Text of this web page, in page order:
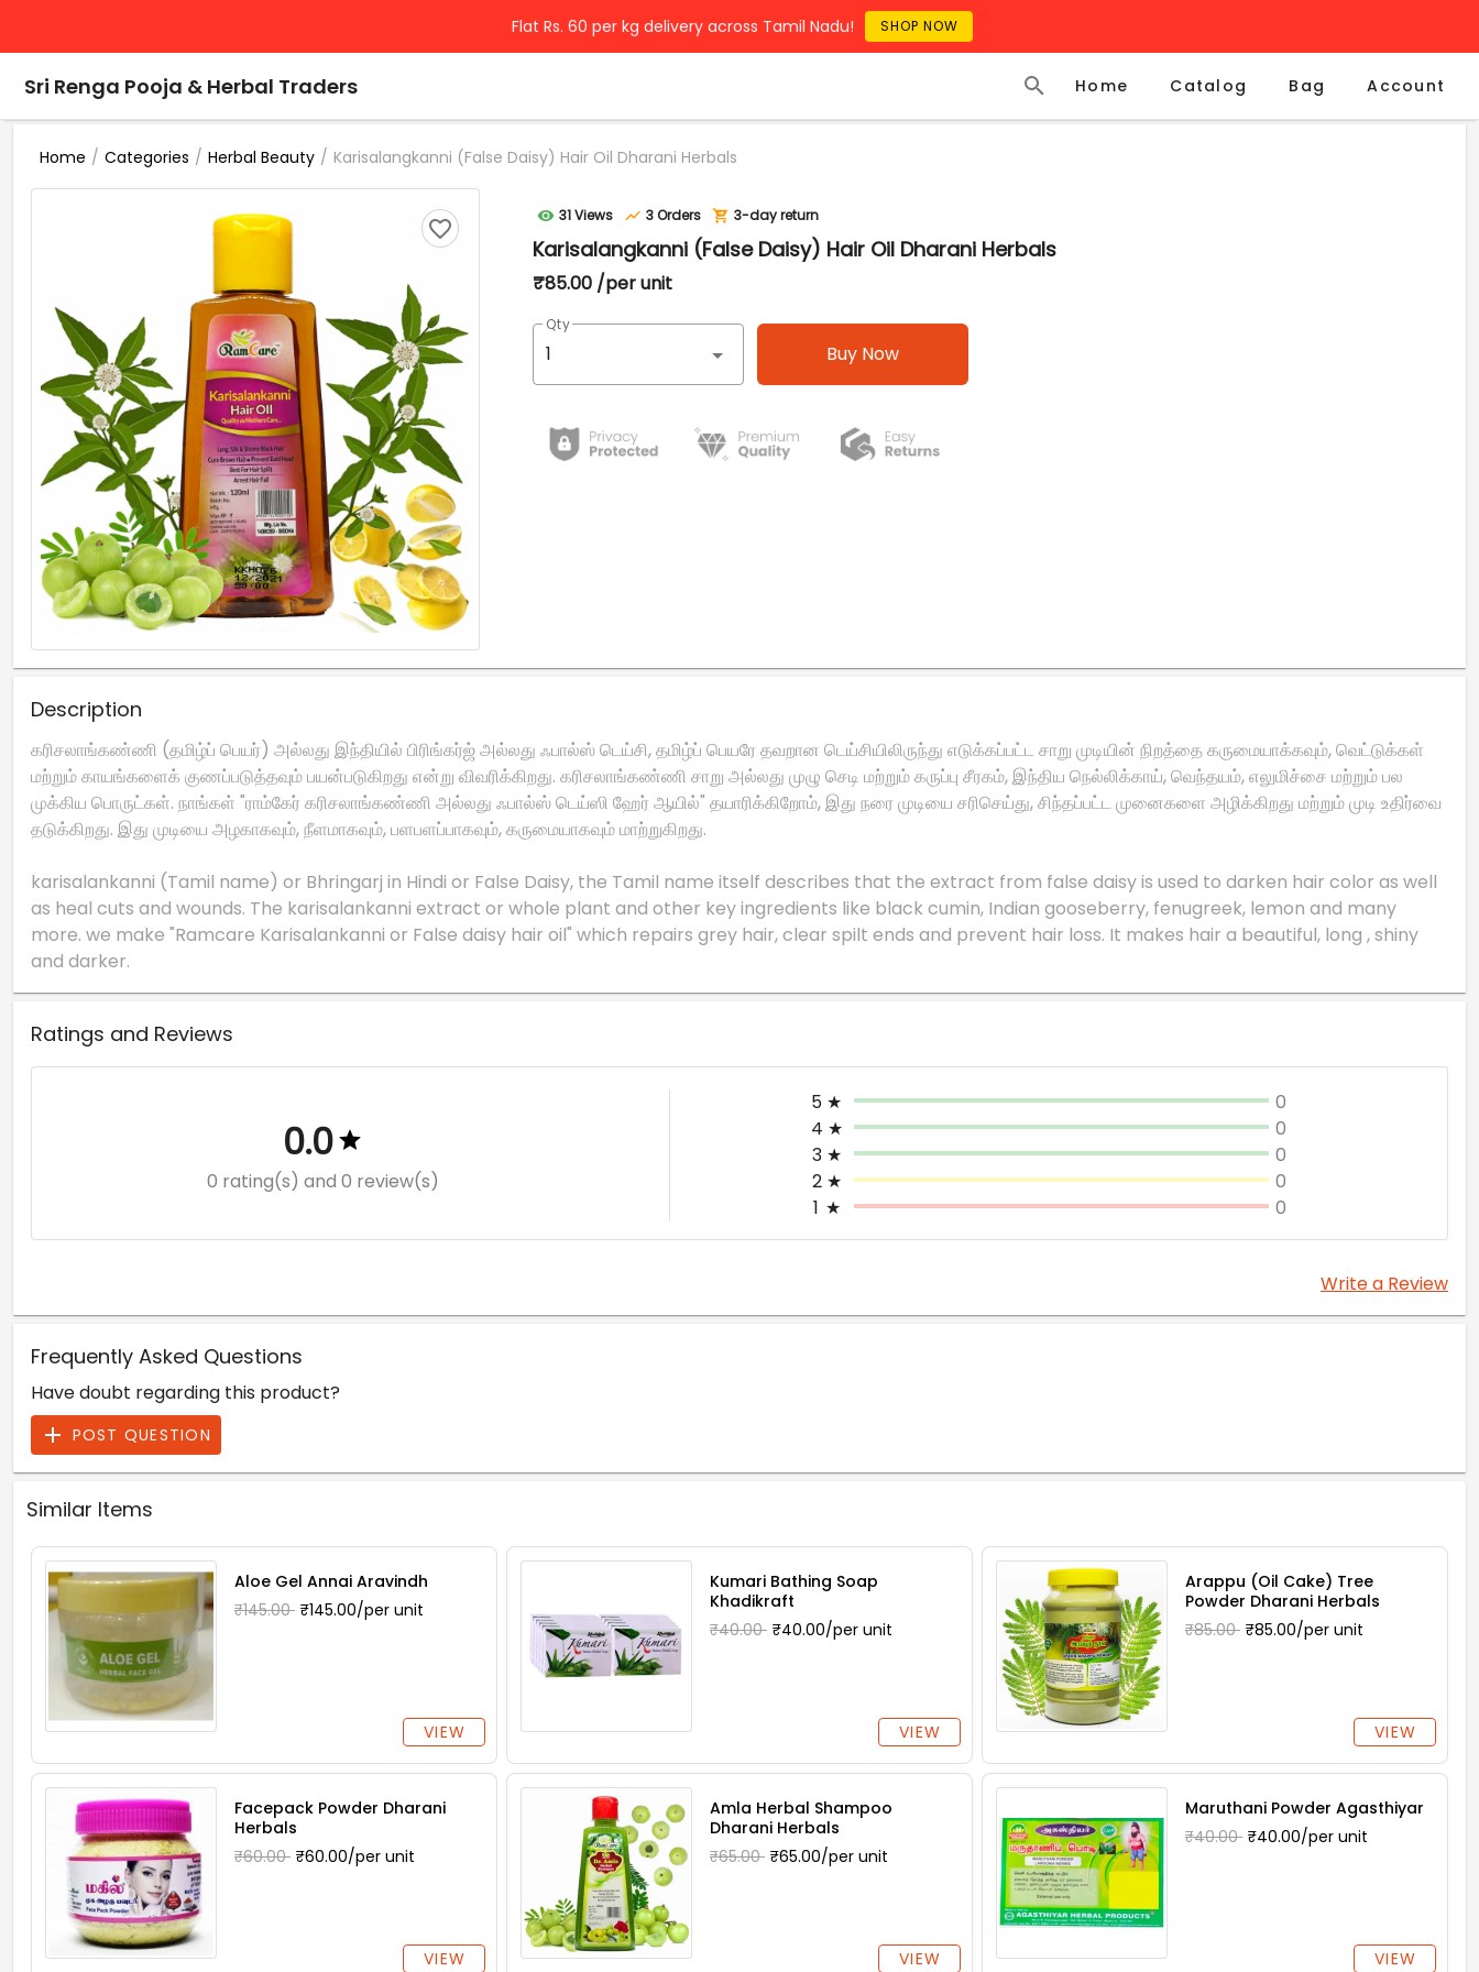
Flat Rs. 60 per kg delivery across Tamil Nadu! SHOP NOW
Sri Renga Pooja & Herbal Traders Home Catalog Bag Account
Home / Categories / Herbal Beauty / Karisalangkanni (False Daisy) Hair Oil Dharani Herbals
31 Views 3 Orders 3-day return
Karisalangkanni (False Daisy) Hair Oil Dharani Herbals
₹85.00 /per unit
Qty
Buy Now
Description
கரிசலாங்கண்ணி (தமிழ்ப் பெயர்) அல்லது இந்தியில் பிரிங்கர்ஜ் அல்லது ஃபால்ஸ் டெய்சி, தமிழ்ப் பெயரே தவறான டெய்சியிலிருந்து எடுக்கப்பட்ட சாறு முடியின் நிறத்தை கருமையாக்கவும், வெட்டுக்கள்
மற்றும் காயங்களைக் குணப்படுத்தவும் பயன்படுகிறது என்று விவரிக்கிறது. கரிசலாங்கண்ணி சாறு அல்லது முழு செடி மற்றும் கருப்பு சீரகம், இந்திய நெல்லிக்காய், வெந்தயம், எலுமிச்சை மற்றும் பல
முக்கிய பொருட்கள். நாங்கள் "ராம்கேர் கரிசலாங்கண்ணி அல்லது ஃபால்ஸ் டெய்ஸி ஹேர் ஆயில்" தயாரிக்கிறோம், இது நரை முடியை சரிசெய்து, சிந்தப்பட்ட முனைகளை அழிக்கிறது மற்றும் முடி உதிர்வை
தடுக்கிறது. இது முடியை அழகாகவும், நீளமாகவும், பளபளப்பாகவும், கருமையாகவும் மாற்றுகிறது.
karisalankanni (Tamil name) or Bhringarj in Hindi or False Daisy, the Tamil name itself describes that the extract from false daisy is used to darken hair color as well
as heal cuts and wounds. The karisalankanni extract or whole plant and other key ingredients like black cumin, Indian gooseberry, fenugreek, lemon and many
more. we make "Ramcare Karisalankanni or False daisy hair oil" which repairs grey hair, clear spilt ends and prevent hair loss. It makes hair a beautiful, long , shiny
Ratings and Reviews
0.0
0 rating(s) and 0 review(s)
5 ★
0
4 ★
0
3 ★
0
2 ★
0
1 ★ 0
Write a Review
Frequently Asked Questions
Have doubt regarding this product?
POST QUESTION
Similar Items
Aloe Gel Annai Aravindh
₹145.00 ₹145.00/per unit
VIEW
Kumari Bathing Soap
Khadikraft
₹40.00 ₹40.00/per unit
VIEW
Arappu (Oil Cake) Tree
Powder Dharani Herbals
₹85.00 ₹85.00/per unit
VIEW
Facepack Powder Dharani
Herbals
₹60.00 ₹60.00/per unit
VIEW
Amla Herbal Shampoo
Dharani Herbals
₹65.00 ₹65.00/per unit
VIEW
Maruthani Powder Agasthiyar
₹40.00 ₹40.00/per unit
VIEW